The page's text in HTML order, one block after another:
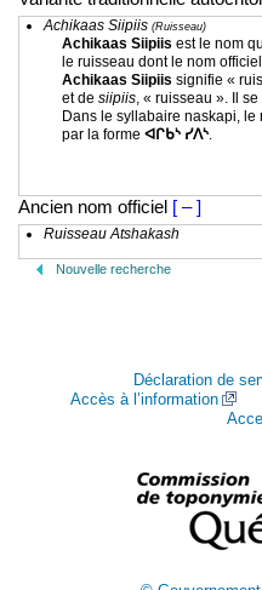
Achikaas Siipiis (Ruisseau)
Achikaas Siipiis est le nom
le ruisseau dont le nom
Achikaas Siipiis signifie «
et de siipiis, « ruisseau ». Il
Dans le syllabaire naskapi, le
par la forme ᐊᒋᑲᔅ ᓯᐱᔅ.
Ancien nom officiel [ – ]
Ruisseau Atshakash
Nouvelle recherche
Déclaration de
Accès à l’information